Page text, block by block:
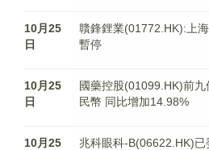
10月25
日
贛鋒鋰業(01772.HK):上
暫停
10月25
日
國藥控股(01099.HK)前
民幣 同比增加14.98%
10月25
兆科眼科-B(06622.HK)